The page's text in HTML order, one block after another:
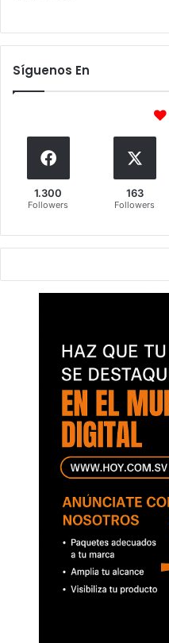
Síguenos En
1.300
Followers
163
Followers